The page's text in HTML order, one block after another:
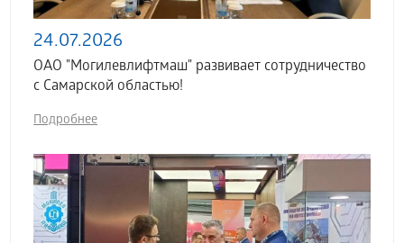
24.07.2026
ОАО "Могилевлифтмаш" развивает сотрудничество
с Самарской областью!
Подробнее